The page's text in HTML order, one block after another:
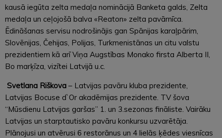
kausā iegūta zelta medaļa nominācijā Banketa galds, Zelta
medaļa un ceļojošā balva «Reaton» zelta pavārnīca.
Ēdināšanas servisu nodrošinājis gan Spānijas karaļpārim,
Slovēnijas, Čehijas, Polijas, Turkmenistānas un citu valstu
prezidentiem kā arī Viņa Augstības Monako firsta Alberta II,
Bo marķīza, vizītei Latvijā u.c.
Svetlana Riškova – Latvijas pavāru kluba prezidente,
Latvijas Bocuse d`Or akadēmijas prezidente. TV šova
“Mūsdienu Latvijas garšas” 1. un 3.sezonas fināliste. Vairāku
Latvijas un starptautisko pavāru konkursu uzvarētāja.
Plānojusi un atvērusi 6 restorānus un 4 lielās ķēdes viesnīcas